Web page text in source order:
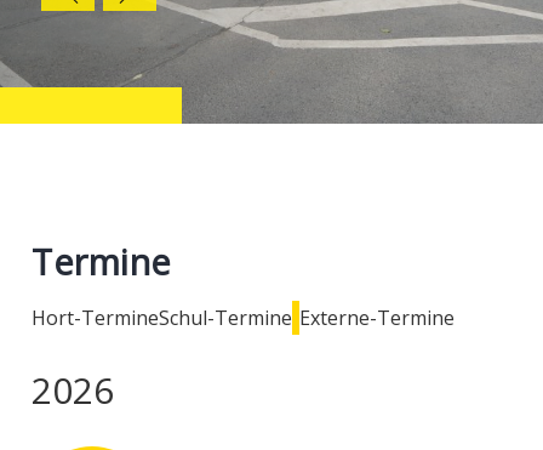
Termine
Hort-TermineSchul-Termine Externe-Termine
2026